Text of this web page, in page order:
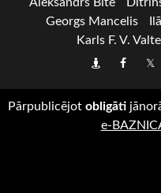
Georgs Mancelis
Karls F. V.
Draugiem
Pārpublicējot obligāti
e-